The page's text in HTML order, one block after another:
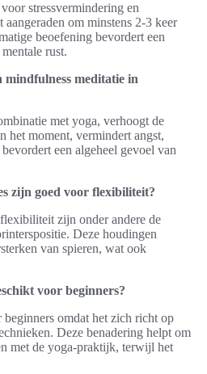
stressvermindering en
om minstens 2-3 keer
beoefening bevordert een
rust.
meditatie in
met yoga, verhoogt de
het moment, vermindert angst,
een algeheel gevoel van
zijn goed voor flexibiliteit?
zijn onder andere de
Deze houdingen
van spieren, wat ook
voor beginners?
omdat het zich richt op
Deze benadering helpt om
met de yoga-praktijk, terwijl het